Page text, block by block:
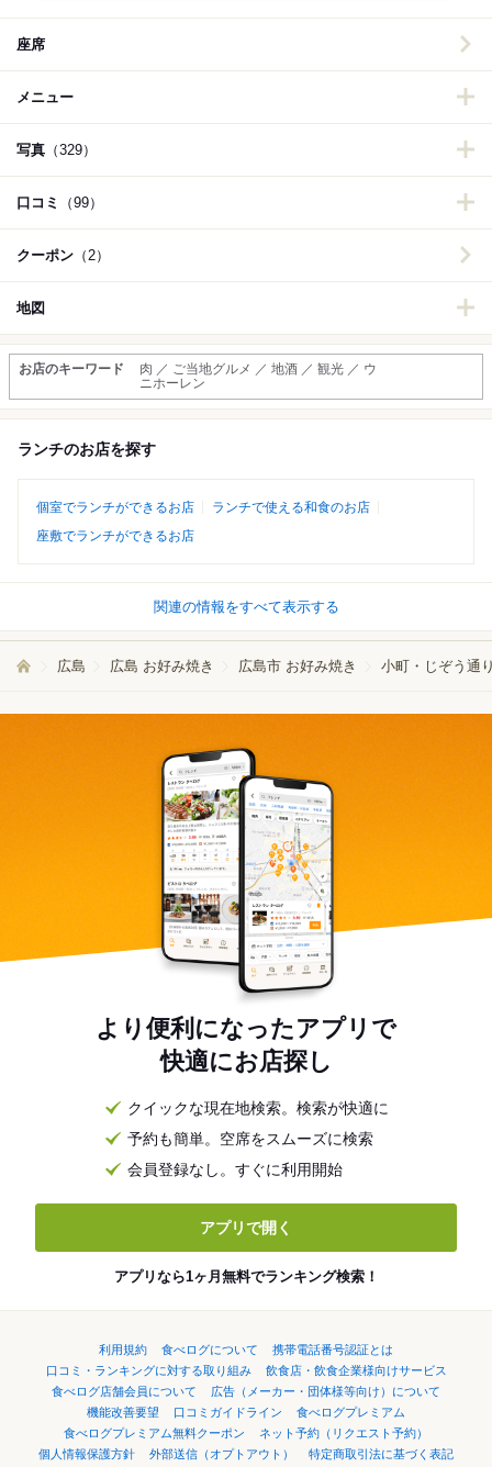
座席
メニュー
写真 （329）
口コミ （99）
クーポン （2）
地図
お店のキーワード
肉 ／ ご当地グルメ ／ 地酒 ／ 観光 ／ ウ
ニホーレン
ランチのお店を探す
個室でランチができるお店
ランチで使える和食のお店
座敷でランチができるお店
関連の情報をすべて表示する
広島 広島 お好み焼き 広島市 お好み焼き 小町・じぞう通
より便利になったアプリで
快適にお店探し
クイックな現在地検索。検索が快適に
予約も簡単。空席をスムーズに検索
会員登録なし。すぐに利用開始
アプリで開く
アプリなら1ヶ月無料でランキング検索！
利用規約 食べログについて
携帯電話番号認証とは
口コミ・ランキングに対する取り組み
飲食店・飲食企業様向けサービス
食べログ店舗会員について
広告（メーカー・団体様等向け）について
機能改善要望
口コミガイドライン
食べログプレミアム
食べログプレミアム無料クーポン
ネット予約（リクエスト予約）
個人情報保護方針
外部送信（オプトアウト） 特定商取引法に基づく表記